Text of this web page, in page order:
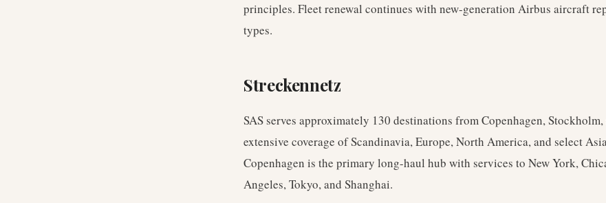
principles. Fleet renewal continues with new-generation Airbus aircraft
types.
Streckennetz
SAS serves approximately 130 destinations from Copenhagen,
extensive coverage of Scandinavia, Europe, North America, and select
Copenhagen is the primary long-haul hub with services to New York,
Angeles, Tokyo, and Shanghai.